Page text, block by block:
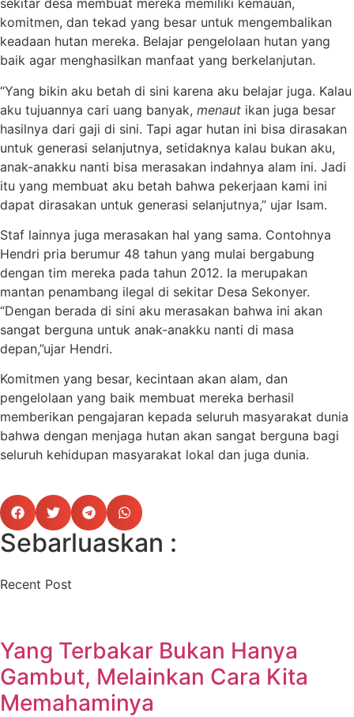
sekitar desa membuat mereka memiliki kemauan,
komitmen, dan tekad yang besar untuk mengembalikan
keadaan hutan mereka. Belajar pengelolaan hutan yang
baik agar menghasilkan manfaat yang berkelanjutan.
“Yang bikin aku betah di sini karena aku belajar juga. Kalau
aku tujuannya cari uang banyak, menaut ikan juga besar
hasilnya dari gaji di sini. Tapi agar hutan ini bisa dirasakan
untuk generasi selanjutnya, setidaknya kalau bukan aku,
anak-anakku nanti bisa merasakan indahnya alam ini. Jadi
itu yang membuat aku betah bahwa pekerjaan kami ini
dapat dirasakan untuk generasi selanjutnya,” ujar Isam.
Staf lainnya juga merasakan hal yang sama. Contohnya
Hendri pria berumur 48 tahun yang mulai bergabung
dengan tim mereka pada tahun 2012. Ia merupakan
mantan penambang ilegal di sekitar Desa Sekonyer.
“Dengan berada di sini aku merasakan bahwa ini akan
sangat berguna untuk anak-anakku nanti di masa
depan,”ujar Hendri.
Komitmen yang besar, kecintaan akan alam, dan
pengelolaan yang baik membuat mereka berhasil
memberikan pengajaran kepada seluruh masyarakat dunia
bahwa dengan menjaga hutan akan sangat berguna bagi
seluruh kehidupan masyarakat lokal dan juga dunia.
Sebarluaskan :
Recent Post
Yang Terbakar Bukan Hanya
Gambut, Melainkan Cara Kita
Memahaminya